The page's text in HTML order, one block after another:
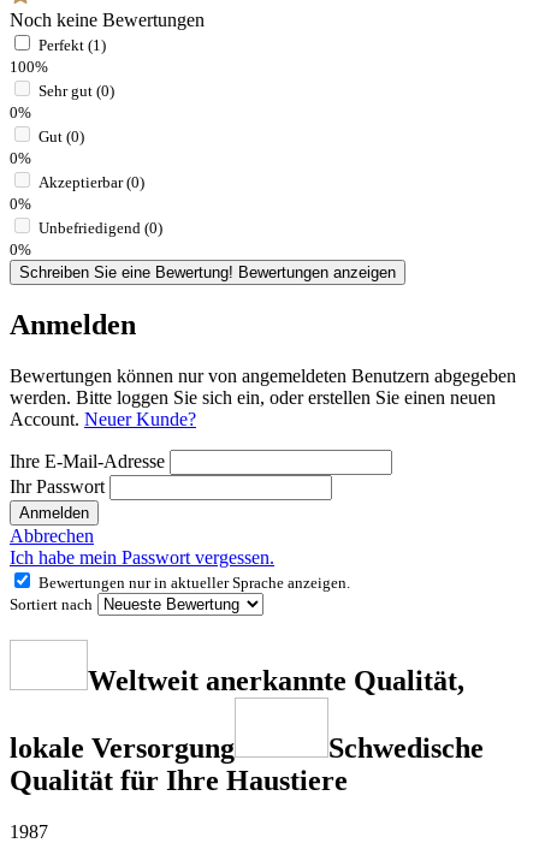
Noch keine Bewertungen
Perfekt (1)
100%
Sehr gut (0)
0%
Gut (0)
0%
Akzeptierbar (0)
0%
Unbefriedigend (0)
0%
Schreiben Sie eine Bewertung! Bewertungen anzeigen
Anmelden
Bewertungen können nur von angemeldeten Benutzern abgegeben
werden. Bitte loggen Sie sich ein, oder erstellen Sie einen neuen
Account. Neuer Kunde?
Ihre E-Mail-Adresse
Ihr Passwort
Anmelden
Abbrechen
Ich habe mein Passwort vergessen.
Bewertungen nur in aktueller Sprache anzeigen.
Sortiert nach
Weltweit anerkannte Qualität,
lokale Versorgung
Schwedische
Qualität für Ihre Haustiere
1987